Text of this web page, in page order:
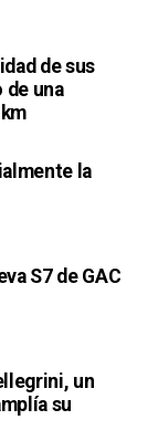
de sus
una
la
S7 de GAC
un
su